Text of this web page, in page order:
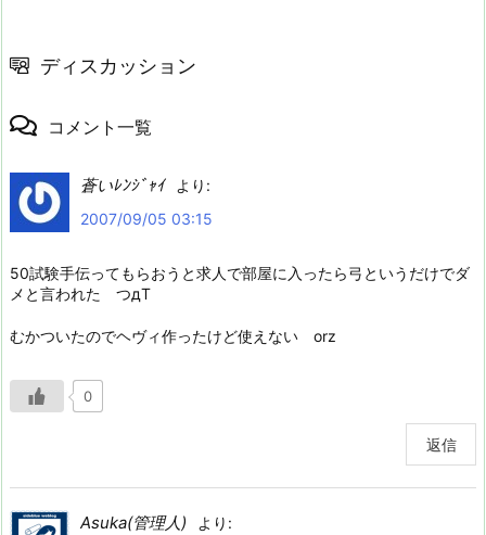
ディスカッション
コメント一覧
蒼いﾚﾝｼﾞｬｲ
より:
2007/09/05 03:15
50試験手伝ってもらおうと求人で部屋に入ったら弓というだけでダ
メと言われた つдT
むかついたのでヘヴィ作ったけど使えない orz
0
返信
Asuka(管理人)
より: